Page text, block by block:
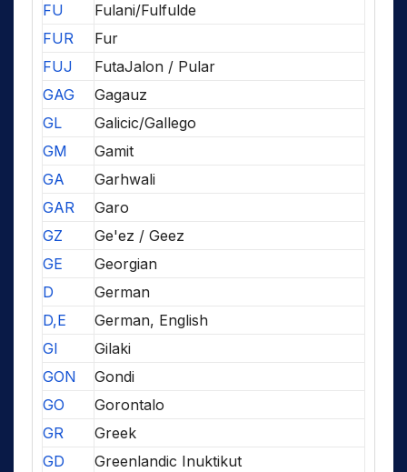
FU
Fulani/Fulfulde
FUR
Fur
FUJ
FutaJalon / Pular
GAG
Gagauz
GL
Galicic/Gallego
GM
Gamit
GA
Garhwali
GAR
Garo
GZ
Ge'ez / Geez
GE
Georgian
D
German
D,E
German, English
GI
Gilaki
GON
Gondi
GO
Gorontalo
GR
Greek
GD
Greenlandic Inuktikut